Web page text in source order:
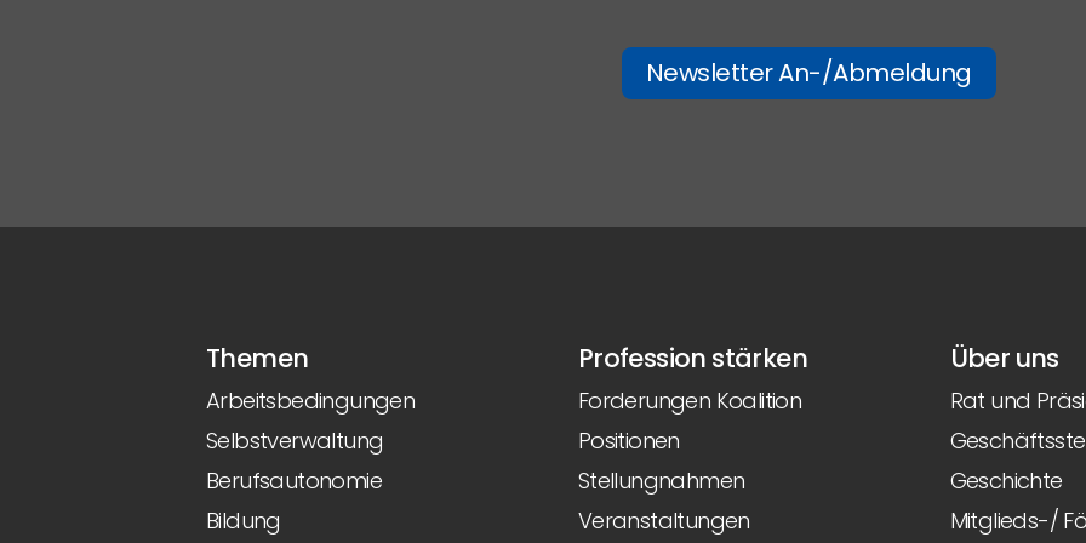
Newsletter An-/Abmeldung
Themen
Arbeitsbedingungen
Selbstverwaltung
Berufsautonomie
Bildung
Profession stärken
Forderungen Koalition
Positionen
Stellungnahmen
Veranstaltungen
Über uns
Rat und
Geschichte
Mitglieds-/